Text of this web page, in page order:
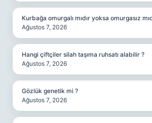
Kurbağa omurgalı mıdır yoksa omurgasız
Ağustos 7, 2026
Hangi çiftçiler silah taşıma ruhsatı alabilir ?
Ağustos 7, 2026
Gözlük genetik mi ?
Ağustos 7, 2026